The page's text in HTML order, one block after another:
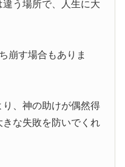
う場所で、人生に大
崩す場合もありま
、神の助けが偶然得
な失敗を防いでくれ